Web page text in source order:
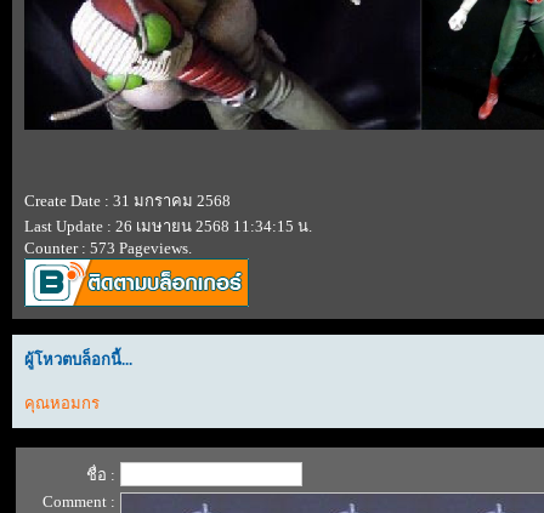
Create Date : 31 มกราคม 2568
Last Update : 26 เมษายน 2568 11:34:15 น.
Counter : 573 Pageviews.
ผู้โหวตบล็อกนี้...
คุณหอมกร
ชื่อ :
Comment :